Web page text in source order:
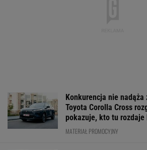
Konkurencja nie
Toyota Corolla Cross
pokazuje, kto tu rozdaje
MATERIAŁ PROMOCYJNY